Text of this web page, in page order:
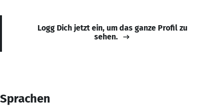
Logg Dich jetzt ein, um das ganze Profil zu
sehen.
Sprachen